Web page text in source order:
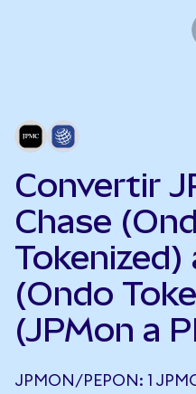
Convertir
Chase
Tokenized)
(Ondo
(JPMon a
JPMON/PEPON: 1